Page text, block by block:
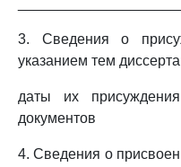
3. Сведения о
указанием тем
даты их
документов
4. Сведения о